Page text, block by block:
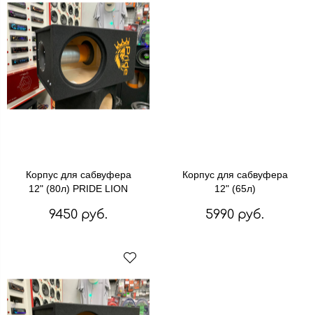
Корпус для сабвуфера
12" (80л) PRIDE LION
9450 руб.
Корпус для сабвуфера
12" (65л)
5990 руб.